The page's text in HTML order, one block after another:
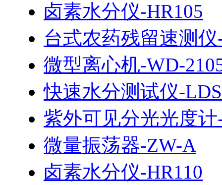
卤素水分仪-HR105
台式农药残留速测
微型离心机-WD-
快速水分测试仪-
紫外可见分光光度计
微量振荡器-ZW-A
卤素水分仪-HR110